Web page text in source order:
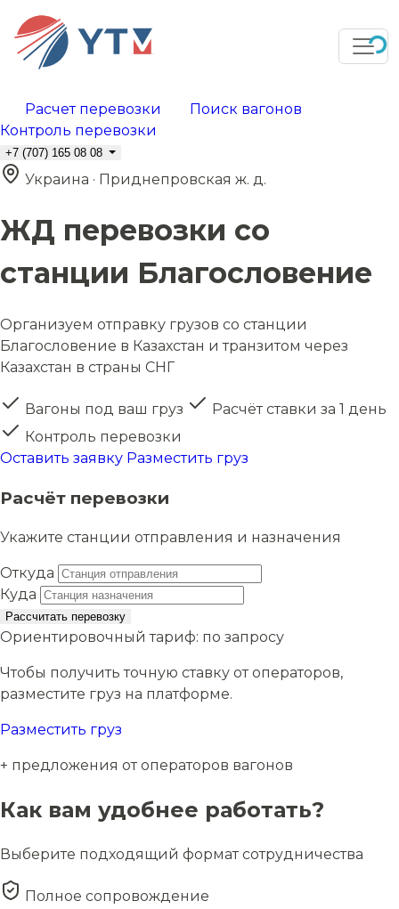
Расчет перевозки
Поиск вагонов
Контроль перевозки
+7 (707) 165 08 08
Украина · Приднепровская ж. д.
ЖД перевозки со
станции Благословение
Организуем отправку грузов со станции
Благословение в Казахстан и транзитом через
Казахстан в страны СНГ
Вагоны под ваш груз
Расчёт ставки за 1 день
Контроль перевозки
Оставить заявку Разместить груз
Расчёт перевозки
Укажите станции отправления и назначения
Откуда
Куда
Рассчитать перевозку
Ориентировочный тариф: по запросу
Чтобы получить точную ставку от операторов,
разместите груз на платформе.
Разместить груз
+ предложения от операторов вагонов
Как вам удобнее работать?
Выберите подходящий формат сотрудничества
Полное сопровождение